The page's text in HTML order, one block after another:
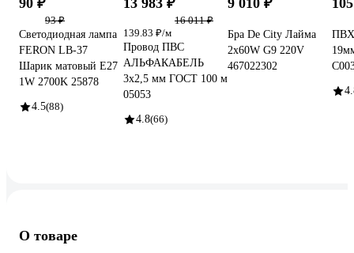
93 ₽
Светодиодная лампа
FERON LB-37
Шарик матовый E27
1W 2700K 25878
4.5(88)
16 011 ₽
139.83 ₽/м
Провод ПВС
АЛЬФАКАБЕЛЬ
3х2,5 мм ГОСТ 100 м
05053
4.8(66)
Бра De City Лайма
2x60W G9 220V
467022302
О товаре